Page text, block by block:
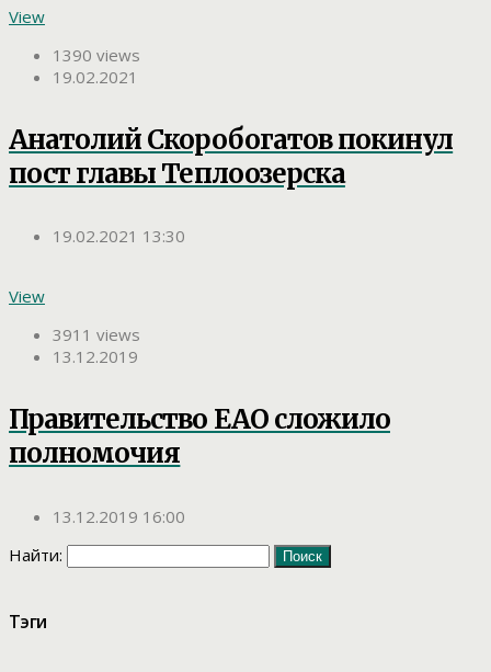
View
1390 views
19.02.2021
Анатолий Скоробогатов покинул
пост главы Теплоозерска
19.02.2021 13:30
View
3911 views
13.12.2019
Правительство ЕАО сложило
полномочия
13.12.2019 16:00
Найти:
Тэги